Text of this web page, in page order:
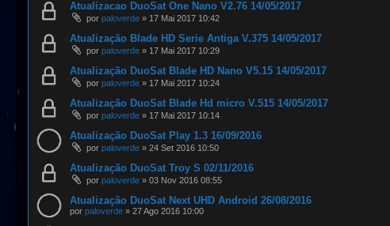
Atualizacao DuoSat One Nano V2.76 14/05/2017
por paloverde » 17 Mai 2017 10:42
Atualização Blade HD Serie Antiga V.375 14/05/2017
por paloverde » 17 Mai 2017 10:29
Atualização DuoSat Blade HD Nano V5.15 14/05/2017
por paloverde » 17 Mai 2017 10:24
Atualização DuoSat Blade Hd micro V.515 14/05/2017
por paloverde » 17 Mai 2017 10:14
Atualização DuoSat Play 1.3 16/09/2016
por paloverde » 24 Set 2016 10:50
Atualização DuoSat Troy S 02/11/2016
por paloverde » 03 Nov 2016 08:55
Atualização DuoSat Next UHD Android 26/08/2016
por paloverde » 27 Ago 2016 10:00